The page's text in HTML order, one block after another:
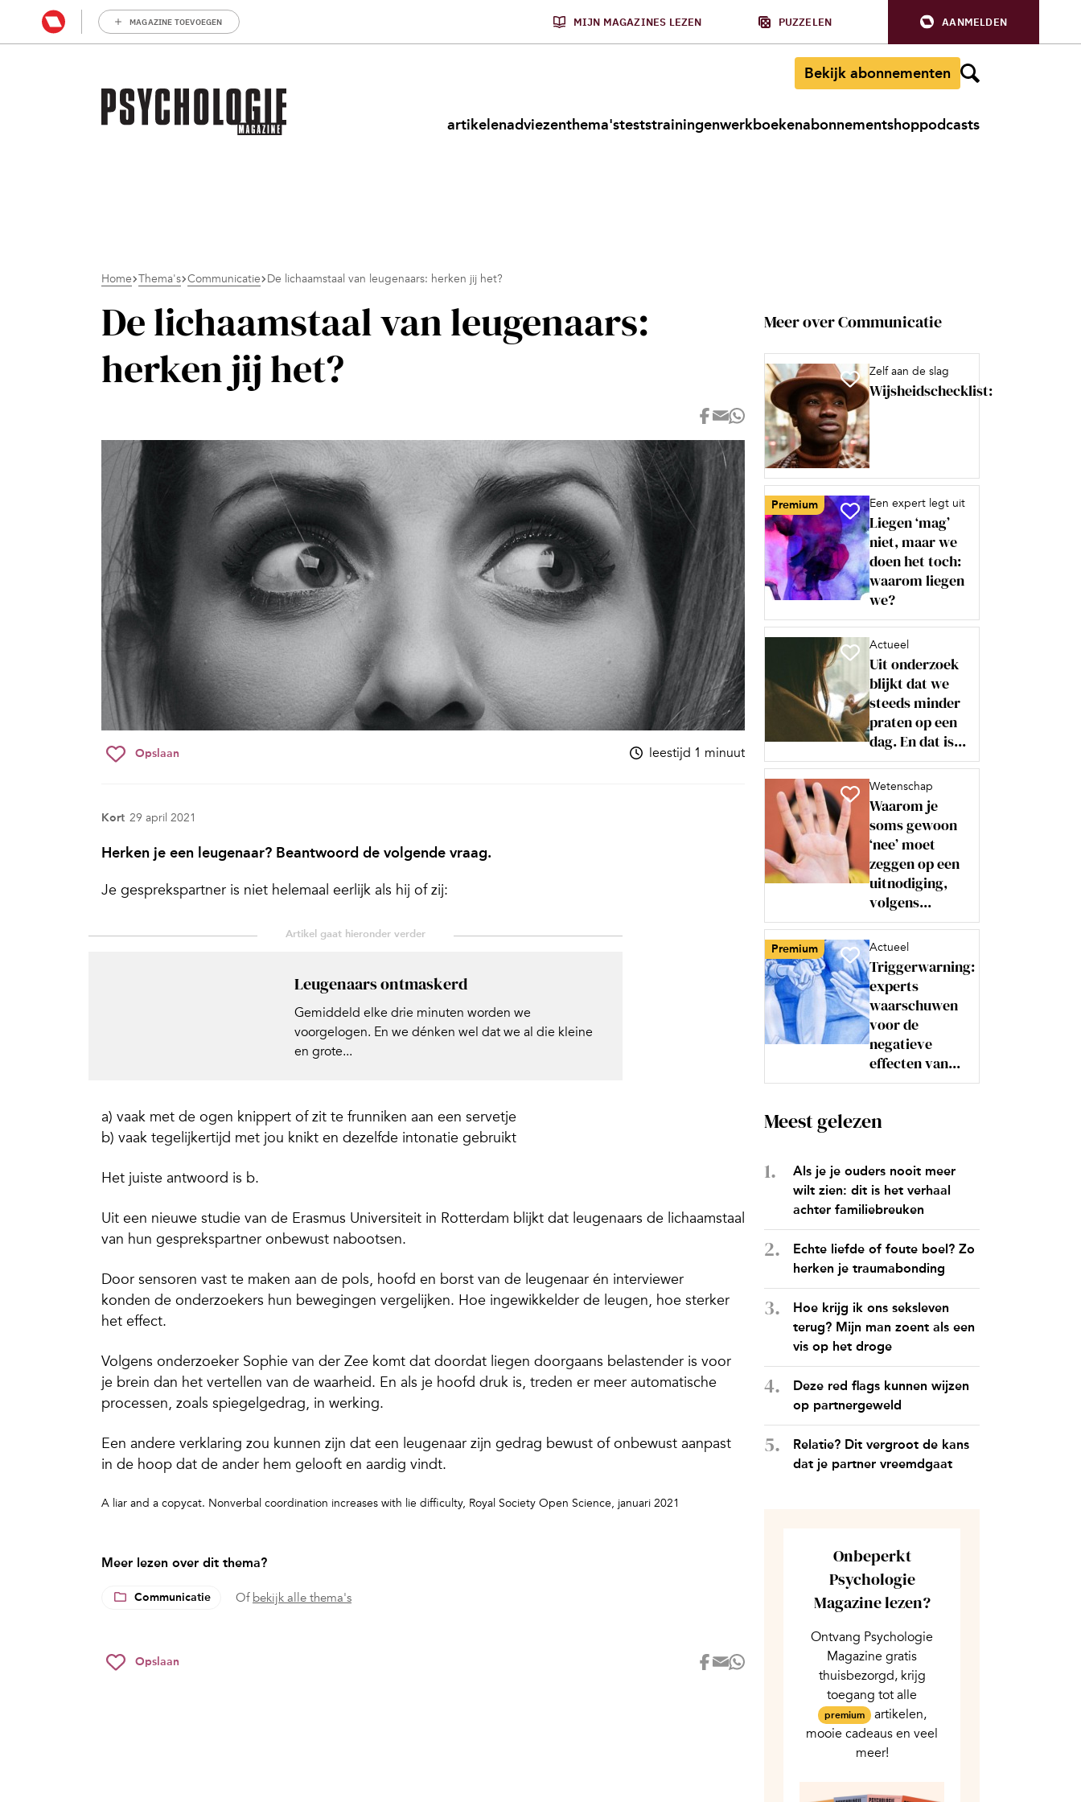
MAGAZINE TOEVOEGEN MIJN MAGAZINES LEZEN PUZZELEN AANMELDEN
Bekijk abonnementen
artikelenadviezenthema'steststrainingenwerkboekenabonnementshoppodcasts
Home Thema's Communicatie De lichaamstaal van leugenaars: herken jij het?
De lichaamstaal van leugenaars:
herken jij het?
Opslaan leestijd 1 minuut
Kort 29 april 2021
Herken je een leugenaar? Beantwoord de volgende vraag.
Je gesprekspartner is niet helemaal eerlijk als hij of zij:
Leugenaars ontmaskerd
Gemiddeld elke drie minuten worden we
voorgelogen. En we dénken wel dat we al die kleine
en grote...
a) vaak met de ogen knippert of zit te frunniken aan een servetje
b) vaak tegelijkertijd met jou knikt en dezelfde intonatie gebruikt
Het juiste antwoord is b.
Uit een nieuwe studie van de Erasmus Universiteit in Rotterdam blijkt dat leugenaars de lichaamstaal
van hun gesprekspartner onbewust nabootsen.
Door sensoren vast te maken aan de pols, hoofd en borst van de leugenaar én interviewer
konden de onderzoekers hun bewegingen vergelijken. Hoe ingewikkelder de leugen, hoe sterker
het effect.
Volgens onderzoeker Sophie van der Zee komt dat doordat liegen doorgaans belastender is voor
je brein dan het vertellen van de waarheid. En als je hoofd druk is, treden er meer automatische
processen, zoals spiegelgedrag, in werking.
Een andere verklaring zou kunnen zijn dat een leugenaar zijn gedrag bewust of onbewust aanpast
in de hoop dat de ander hem gelooft en aardig vindt.
A liar and a copycat. Nonverbal coordination increases with lie difficulty, Royal Society Open Science, januari 2021
Meer lezen over dit thema?
Communicatie Of bekijk alle thema's
Opslaan
Meer over Communicatie
Zelf aan de slag
Wijsheidschecklist:
Premium Een expert legt uit
Liegen ‘mag’
niet, maar we
doen het toch:
waarom liegen
we?
Actueel
Uit onderzoek
blijkt dat we
steeds minder
praten op een
dag. En dat is...
Wetenschap
Waarom je
soms gewoon
‘nee’ moet
zeggen op een
uitnodiging,
volgens...
Premium Actueel
Triggerwarning:
experts
waarschuwen
voor de
negatieve
effecten van...
Meest gelezen
Als je je ouders nooit meer
wilt zien: dit is het verhaal
achter familiebreuken
Echte liefde of foute boel? Zo
herken je traumabonding
Hoe krijg ik ons seksleven
terug? Mijn man zoent als een
vis op het droge
Deze red flags kunnen wijzen
op partnergeweld
Relatie? Dit vergroot de kans
dat je partner vreemdgaat
Onbeperkt
Psychologie
Magazine lezen?
Ontvang Psychologie
Magazine gratis
thuisbezorgd, krijg
toegang tot alle
premium artikelen,
mooie cadeaus en veel
meer!